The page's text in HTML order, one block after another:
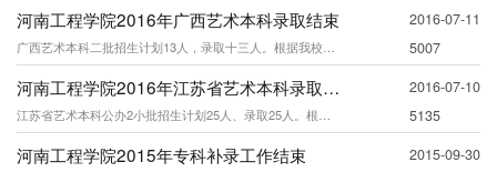
河南工程学院2016年广西艺术本科录取结束
2016-07-11
5007
河南工程学院2016年江苏省艺术本科录取结束
2016-07-10
5135
河南工程学院2015年专科补录工作结束
2015-09-30